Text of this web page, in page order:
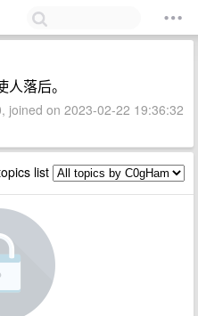
落后。
joined on 2023-02-22 19:36:32
list